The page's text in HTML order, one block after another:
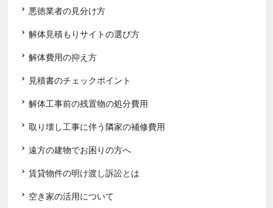
悪徳業者の見分け方
解体見積もりサイトの選び方
解体費用の抑え方
見積書のチェックポイント
解体工事前の残置物の処分費用
取り壊し工事に伴う隣家の補修費用
遠方の建物でお困りの方へ
賃貸物件の明け渡し訴訟とは
空き家の活用について